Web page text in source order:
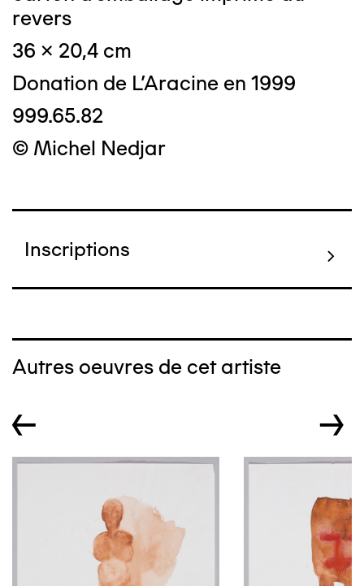
revers
36 x 20,4 cm
Donation de L'Aracine en 1999
999.65.82
© Michel Nedjar
Inscriptions
Autres oeuvres de cet artiste
← →